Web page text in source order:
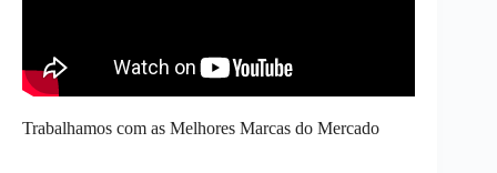
Trabalhamos com as Melhores Marcas do Mercado